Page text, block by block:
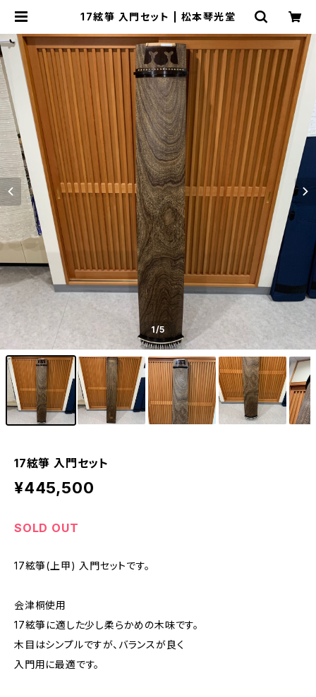
17絃箏 入門セット | 松本琴光堂
1/5
17絃箏 入門セット
¥445,500
SOLD OUT
17絃箏(上甲) 入門セットです。
会津桐使用
17絃箏に適した少し柔らかめの木味です。
木目はシンプルですが、バランスが良く
入門用に最適です。